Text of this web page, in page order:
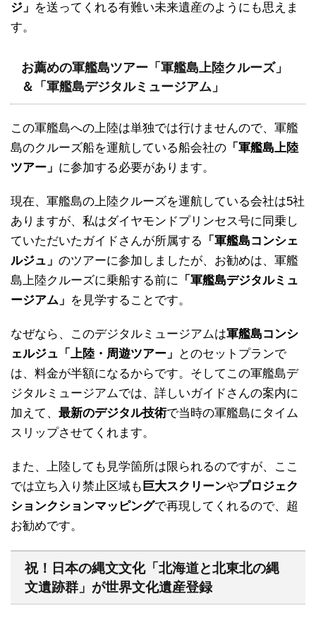
ジ」 を送ってくれる有難い未来遺産のようにも思えま
す。
お薦めの軍艦島ツアー「軍艦島上陸クルーズ」
＆「軍艦島デジタルミュージアム」
この軍艦島への上陸は単独では行けませんので、軍艦
島のクルーズ船を運航している船会社の 「軍艦島上陸
ツアー」 に参加する必要があります。
現在、軍艦島の上陸クルーズを運航している会社は5社
ありますが、私はダイヤモンドプリンセス号に同乗し
ていただいたガイドさんが所属する
「軍艦島コンシェ
ルジュ」 のツアーに参加しましたが、お勧めは、軍艦
島上陸クルーズに乗船する前に 「軍艦島デジタルミュ
ージアム」 を見学することです。
なぜなら、このデジタルミュージアムは軍艦島コンシ
ェルジュ「上陸・周遊ツアー」
とのセットプランで
は、料金が半額になるからです。そしてこの軍艦島デ
ジタルミュージアムでは、詳しいガイドさんの案内に
加えて、 最新のデジタル技術で当時の軍艦島にタイム
スリップさせてくれます。
また、上陸しても見学箇所は限られるのですが、ここ
では立ち入り禁止区域も 巨大スクリーンやプロジェク
ションクションマッピングで再現してくれるので、超
お勧めです。
祝！日本の縄文文化「北海道と北東北の縄
文遺跡群」が世界文化遺産登録